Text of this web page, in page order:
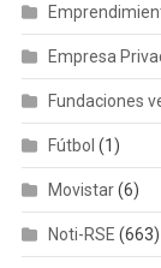
Empresa
Fundaciones
Fútbol (1)
Movistar(6)
Noti-RSE (663)